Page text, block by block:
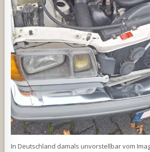
In Deutschland damals unvorstellbar vom